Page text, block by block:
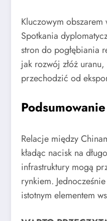
Kluczowym
Spotkania
stron do pogłębiania
jak rozwój złóż
przechodzić od
Podsumowanie
Relacje między
kładąc nacisk na
infrastruktury mogą
rynkiem.
istotnym elementem